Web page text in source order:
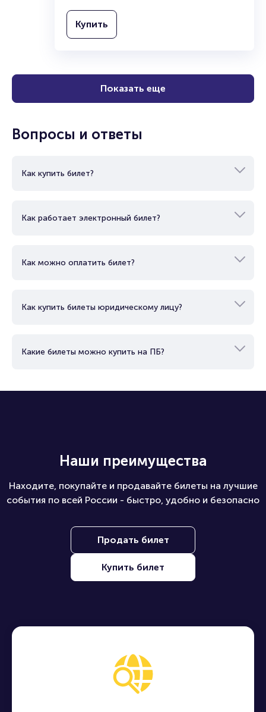
Купить
Показать еще
Вопросы и ответы
Как купить билет?
Как работает электронный билет?
Как можно оплатить билет?
Как купить билеты юридическому лицу?
Какие билеты можно купить на ПБ?
Наши преимущества
Находите, покупайте и продавайте билеты на лучшие
события по всей России - быстро, удобно и безопасно
Продать билет
Купить билет